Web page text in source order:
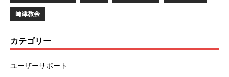
﨑津教会
カテゴリー
ユーザーサポート